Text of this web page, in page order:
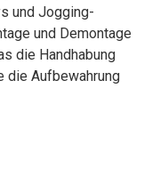
und Jogging-
und Demontage
die Handhabung
die Aufbewahrung